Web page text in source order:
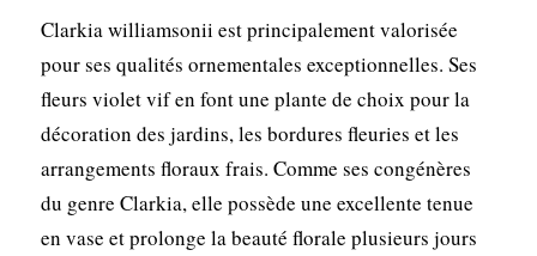
Clarkia williamsonii est principalement valorisée
pour ses qualités ornementales exceptionnelles. Ses
fleurs violet vif en font une plante de choix pour la
décoration des jardins, les bordures fleuries et les
arrangements floraux frais. Comme ses congénères
du genre Clarkia, elle possède une excellente tenue
en vase et prolonge la beauté florale plusieurs jours